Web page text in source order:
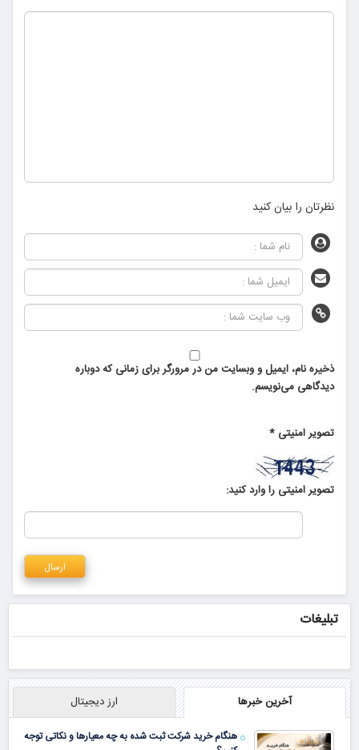
نظرتان را بیان کنید
ذخیره نام، ایمیل و وبسایت من در مرورگر برای زمانی که دوباره
دیدگاهی می‌نویسم.
تصویر امنیتی *
تصویر امنیتی را وارد کنید:
تبلیغات
آخرین خبرها ارز دیجیتال
هنگام خرید شرکت ثبت شده به چه معیارها و نکاتی توجه